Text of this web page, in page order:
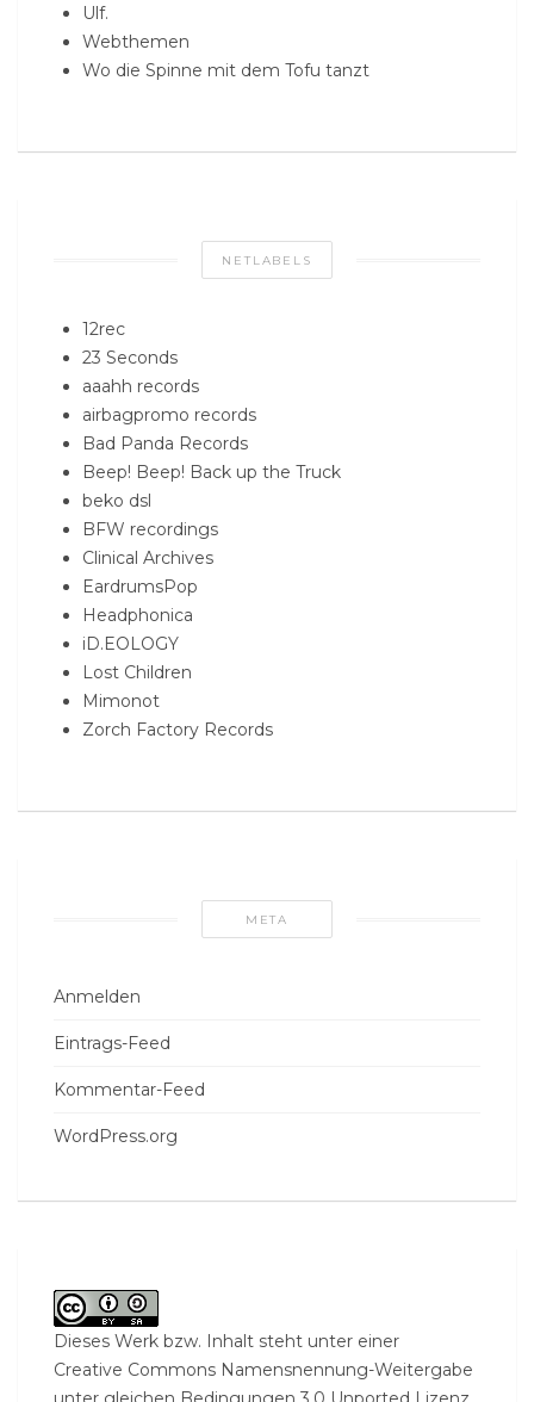
Ulf.
Webthemen
Wo die Spinne mit dem Tofu tanzt
NETLABELS
12rec
23 Seconds
aaahh records
airbagpromo records
Bad Panda Records
Beep! Beep! Back up the Truck
beko dsl
BFW recordings
Clinical Archives
EardrumsPop
Headphonica
iD.EOLOGY
Lost Children
Mimonot
Zorch Factory Records
META
Anmelden
Eintrags-Feed
Kommentar-Feed
WordPress.org
Dieses Werk bzw. Inhalt steht unter einer
Creative Commons Namensnennung-Weitergabe